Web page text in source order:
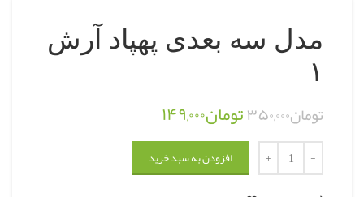
مدل سه بعدی پهپاد آرش
۱
تومان۳۵۰,۰۰۰تومان۱۴۹,۰۰۰
افزودن به سبد خرید